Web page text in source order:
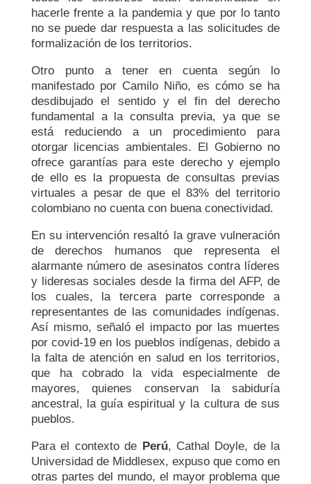
hacerle frente a la pandemia y que por lo tanto
no se puede dar respuesta a las solicitudes de
formalización de los territorios.
Otro punto a tener en cuenta según lo
manifestado por Camilo Niño, es cómo se ha
desdibujado el sentido y el fin del derecho
fundamental a la consulta previa, ya que se
está reduciendo a un procedimiento para
otorgar licencias ambientales. El Gobierno no
ofrece garantías para este derecho y ejemplo
de ello es la propuesta de consultas previas
virtuales a pesar de que el 83% del territorio
colombiano no cuenta con buena conectividad.
En su intervención resaltó la grave vulneración
de derechos humanos que representa el
alarmante número de asesinatos contra líderes
y lideresas sociales desde la firma del AFP, de
los cuales, la tercera parte corresponde a
representantes de las comunidades indígenas.
Así mismo, señaló el impacto por las muertes
por covid-19 en los pueblos indígenas, debido a
la falta de atención en salud en los territorios,
que ha cobrado la vida especialmente de
mayores, quienes conservan la sabiduría
ancestral, la guía espiritual y la cultura de sus
pueblos.
Para el contexto de Perú, Cathal Doyle, de la
Universidad de Middlesex, expuso que como en
otras partes del mundo, el mayor problema que